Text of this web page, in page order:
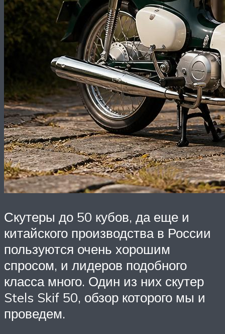
Скутеры до 50 кубов, да еще и
китайского производства в России
пользуются очень хорошим
спросом, и лидеров подобного
класса много. Один из них скутер
Stels Skif 50, обзор которого мы и
проведем.